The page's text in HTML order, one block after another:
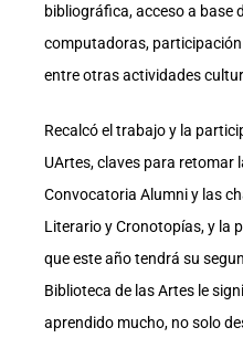
bibliográfica, acceso a base
computadoras,
entre otras actividades
Recalcó el trabajo y la
UArtes, claves para retomar
Convocatoria Alumni y las
Literario y Cronotopías, y la
que este año tendrá su
Biblioteca de las Artes le
aprendido mucho, no solo